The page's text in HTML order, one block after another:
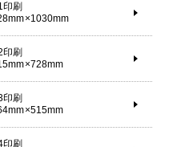
印刷
印刷
印刷
印刷